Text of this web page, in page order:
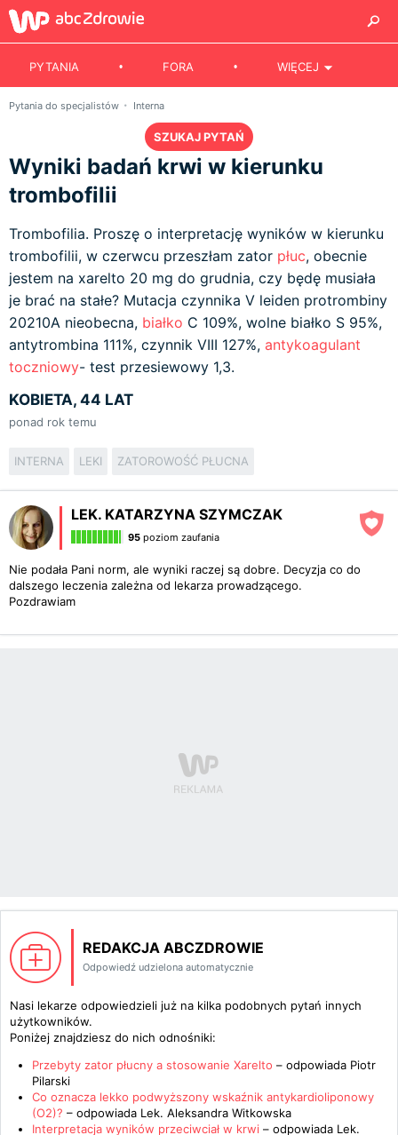
PYTANIA FORA WIĘCEJ
Pytania do specjalistów Interna
SZUKAJ PYTAŃ
Wyniki badań krwi w kierunku
trombofilii
Trombofilia. Proszę o interpretację wyników w kierunku
trombofilii, w czerwcu przeszłam zator płuc, obecnie
jestem na xarelto 20 mg do grudnia, czy będę musiała
je brać na stałe? Mutacja czynnika V leiden protrombiny
20210A nieobecna, białko C 109%, wolne białko S 95%,
antytrombina 111%, czynnik VIII 127%, antykoagulant
toczniowy- test przesiewowy 1,3.
KOBIETA, 44 LAT
ponad rok temu
INTERNA LEKI ZATOROWOŚĆ PŁUCNA
LEK. KATARZYNA SZYMCZAK
95 poziom zaufania
Nie podała Pani norm, ale wyniki raczej są dobre. Decyzja co do
dalszego leczenia zależna od lekarza prowadzącego.
Pozdrawiam
REDAKCJA ABCZDROWIE
Odpowiedź udzielona automatycznie
Nasi lekarze odpowiedzieli już na kilka podobnych pytań innych
użytkowników.
Poniżej znajdziesz do nich odnośniki:
Przebyty zator płucny a stosowanie Xarelto – odpowiada Piotr
Pilarski
Co oznacza lekko podwyższony wskaźnik antykardioliponowy
(O2)? – odpowiada Lek. Aleksandra Witkowska
Interpretacja wyników przeciwciał w krwi – odpowiada Lek.